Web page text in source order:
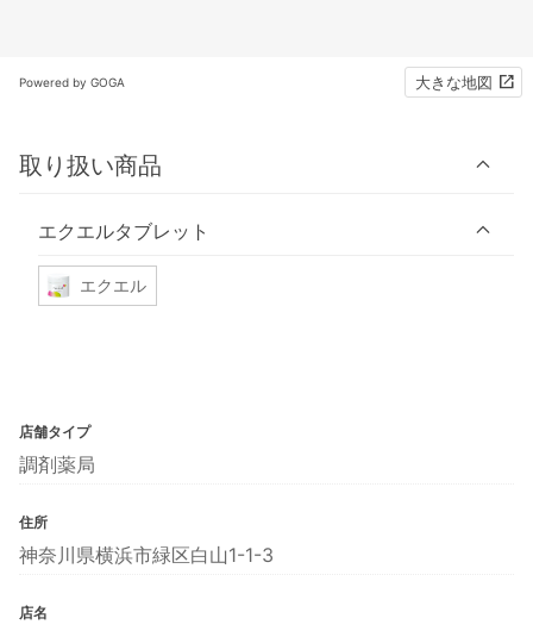
Powered by GOGA 大きな地図
取り扱い商品
エクエルタブレット
エクエル
店舗タイプ
調剤薬局
住所
神奈川県横浜市緑区白山1-1-3
店名